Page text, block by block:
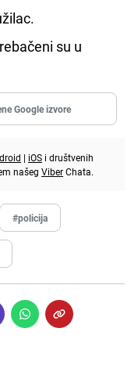
su u
Google izvore
| iOS i društvenih
našeg ViberChata.
#policija